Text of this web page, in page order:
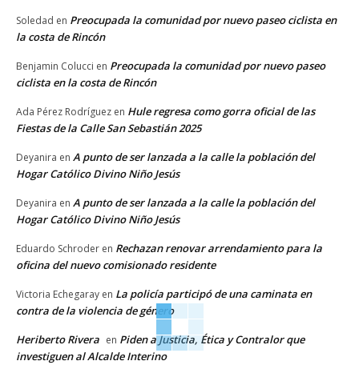
Soledad en Preocupada la comunidad por nuevo paseo ciclista en
la costa de Rincón
Benjamin Colucci en Preocupada la comunidad por nuevo paseo
ciclista en la costa de Rincón
Ada Pérez Rodríguez en Hule regresa como gorra oficial de las
Fiestas de la Calle San Sebastián 2025
Deyanira en A punto de ser lanzada a la calle la población del
Hogar Católico Divino Niño Jesús
Deyanira en A punto de ser lanzada a la calle la población del
Hogar Católico Divino Niño Jesús
Eduardo Schroder en Rechazan renovar arrendamiento para la
oficina del nuevo comisionado residente
Victoria Echegaray en La policía participó de una caminata en
contra de la violencia de género
Heriberto Rivera en Piden a Justicia, Ética y Contralor que
investiguen al Alcalde Interino